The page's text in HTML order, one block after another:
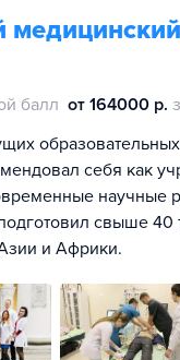
балл от 164000 р.
образовательных
себя как
научные
свыше 40
и Африки.